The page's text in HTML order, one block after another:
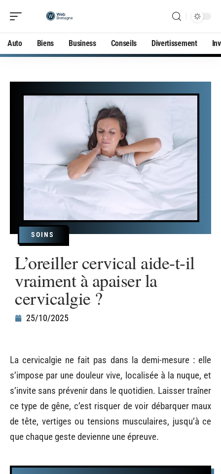
Auto Biens Business Conseils Divertissement
SOINS
L’oreiller cervical aide-t-il
vraiment à apaiser la
cervicalgie ?
25/10/2025
La cervicalgie ne fait pas dans la demi-mesure : elle
s’impose par une douleur vive, localisée à la nuque, et
s’invite sans prévenir dans le quotidien. Laisser traîner
ce type de gêne, c’est risquer de voir débarquer maux
de tête, vertiges ou tensions musculaires, jusqu’à ce
que chaque geste devienne une épreuve.